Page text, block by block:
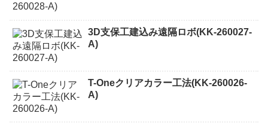
3D支保工建込み遠隔ロボ(KK-260027-
A)
T-Oneクリアカラー工法(KK-260026-
A)